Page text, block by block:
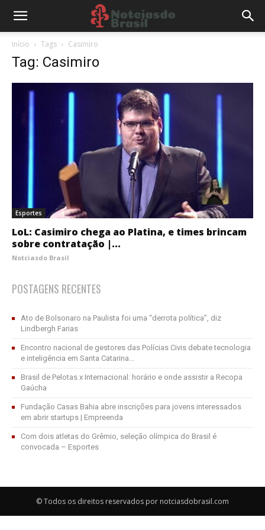
Início Tags Casimiro
Tag: Casimiro
Esportes
LoL: Casimiro chega ao Platina, e times brincam
sobre contratação |...
Notciasdo Brasil
POSTAGENS RECENTES
Ato de Bolsonaro na Paulista foi uma “derrota política”, diz
Lindbergh Farias
Encontro nacional de gestores das Polícias Civis debate tecnologia
e inteligência em Santa Catarina...
Brasil de Pelotas x Internacional: horário e onde assistir a Recopa
Gaúcha
Fundação Casas Bahia abre inscrições para jovens interessados
em abrir startups | Empreenda
Com dois atletas do Grêmio, seleção olímpica do Brasil é
convocada – Esportes
© Todos os direitos reservados por notciasdobrasil.com